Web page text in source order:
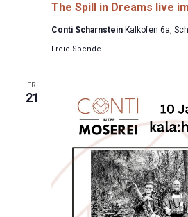
The Spill in Dreams live
Conti Scharnstein Kalkofen 6a,
Freie Spende
FR.
21